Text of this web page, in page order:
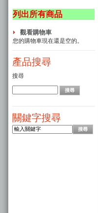
列出所有商品
觀看購物車
您的購物車現在還是空的。
產品搜尋
搜尋
關鍵字搜尋